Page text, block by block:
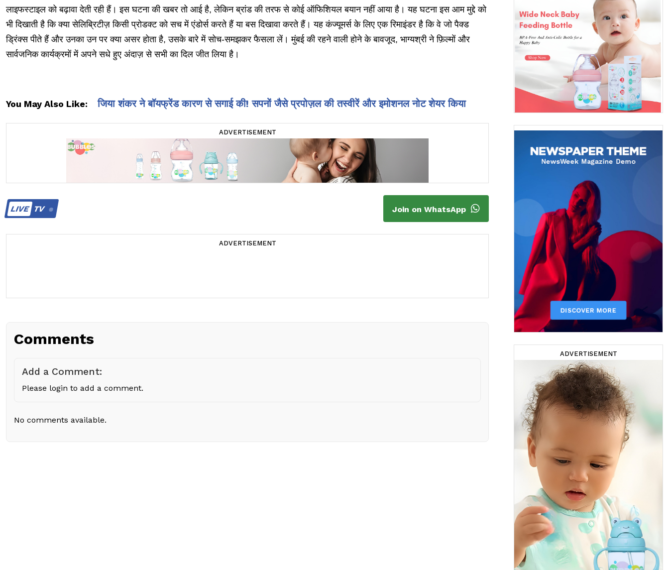
लाइफस्टाइल को बढ़ावा देती रही हैं। इस घटना की खबर तो आई है, लेकिन ब्रांड की तरफ से कोई ऑफिशियल बयान नहीं आया है। यह घटना इस आम मुद्दे को
भी दिखाती है कि क्या सेलिब्रिटीज़ किसी प्रोडक्ट को सच में एंडोर्स करते हैं या बस दिखावा करते हैं। यह कंज्यूमर्स के लिए एक रिमाइंडर है कि वे जो पैक्ड
ड्रिंक्स पीते हैं और उनका उन पर क्या असर होता है, उसके बारे में सोच-समझकर फैसला लें। मुंबई की रहने वाली होने के बावजूद, भाग्यश्री ने फ़िल्मों और
सार्वजनिक कार्यक्रमों में अपने सधे हुए अंदाज़ से सभी का दिल जीत लिया है।
You May Also Like: जिया शंकर ने बॉयफ्रेंड कारण से सगाई की! सपनों जैसे प्रपोज़ल की तस्वीरें और इमोशनल नोट शेयर किया
ADVERTISEMENT
LIVETV Join on WhatsApp
ADVERTISEMENT
Comments
Add a Comment:
Please login to add a comment.
No comments available.
ADVERTISEMENT